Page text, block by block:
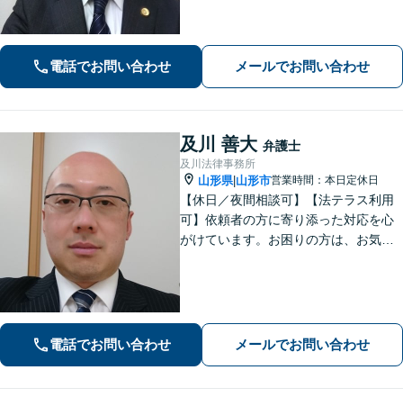
電話でお問い合わせ メールでお問い合わせ
及川 善大 弁護士
及川法律事務所
山形県| 山形市営業時間：本日定休日
【休日／夜間相談可】【法テラス利用
可】依頼者の方に寄り添った対応を心
がけています。お困りの方は、お気軽
電話でお問い合わせ メールでお問い合わせ